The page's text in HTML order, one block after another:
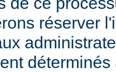
réserver